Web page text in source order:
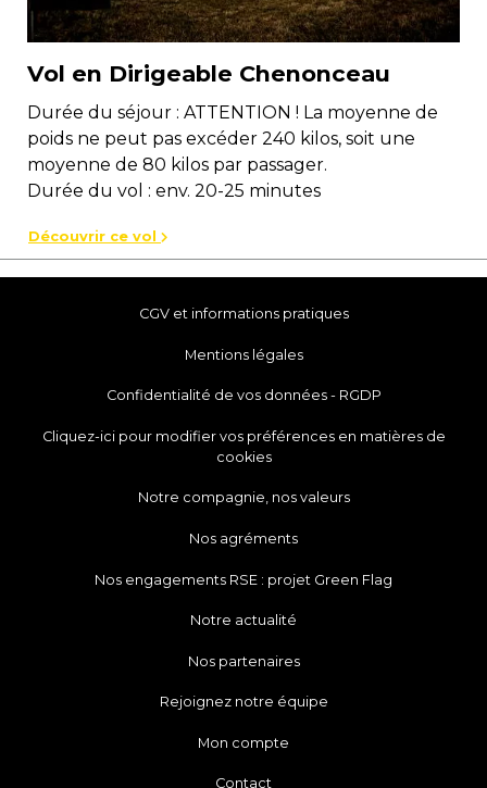
Vol en Dirigeable Chenonceau
Durée du séjour : ATTENTION ! La moyenne de
poids ne peut pas excéder 240 kilos, soit une
moyenne de 80 kilos par passager.
Durée du vol : env. 20-25 minutes
Découvrir ce vol
CGV et informations pratiques
Mentions légales
Confidentialité de vos données - RGDP
Cliquez-ici pour modifier vos préférences en matières de
cookies
Notre compagnie, nos valeurs
Nos agréments
Nos engagements RSE : projet Green Flag
Notre actualité
Nos partenaires
Rejoignez notre équipe
Mon compte
Contact